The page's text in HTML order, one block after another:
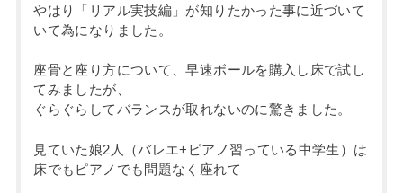
やはり「リアル実技編」が知りたかった事に近づいて
いて為になりました。
座骨と座り方について、早速ボールを購入し床で試し
てみましたが、
ぐらぐらしてバランスが取れないのに驚きました。
見ていた娘2人（バレエ+ピアノ習っている中学生）は
床でもピアノでも問題なく座れて